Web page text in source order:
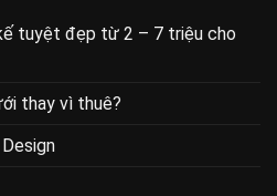
tuyệt đẹp từ 2 – 7 triệu cho
thay vì thuê?